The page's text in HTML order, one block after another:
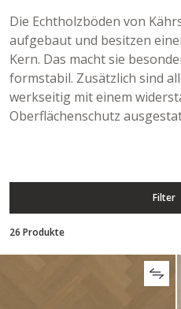
Die Echtholzböden von
aufgebaut und besitzen
Kern. Das macht sie
formstabil. Zusätzlich sind
werkseitig mit einem
Oberflächenschutz
Filter
26 Produkte